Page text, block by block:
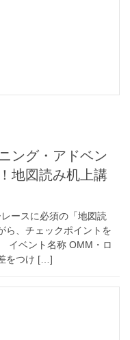
ング・アドベン
地図読み机上講
ースに必須の「地図読
ら、チェックポイントを
イベント名称 OMM・ロ
をつけ […]